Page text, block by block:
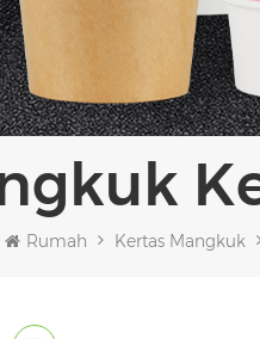
Rumah Kertas Mangkuk